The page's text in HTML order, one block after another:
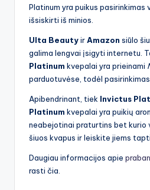
Platinum yra puikus pasirinkimas
išsiskirti iš minios.
Ulta BeautyirAmazon siūlo
galima lengvai įsigyti internetu.
Platinum kvepalai yra prieinami
parduotuvėse, todėl pasirinkimas
Apibendrinant, tiek Invictus
Platinum kvepalai yra puikių
neabejotinai praturtins bet kurio
šiuos kvapus ir leiskite jiems
Daugiau informacijos apie
rasti čia.